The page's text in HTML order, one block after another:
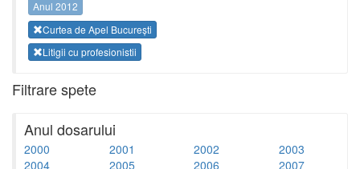
Anul 2012
Curtea de Apel București
Litigii cu profesionistii
Filtrare spete
Anul dosarului
2000 2001 2002
2003
2004
2005 2006
2007